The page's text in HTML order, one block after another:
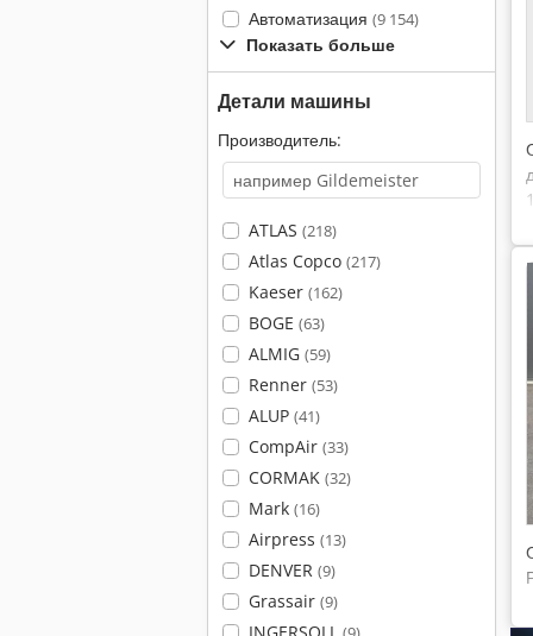
Автоматизация (9 154)
Показать больше
Детали машины
Производитель:
ATLAS (218)
Atlas Copco (217)
Kaeser (162)
BOGE (63)
ALMIG (59)
Renner (53)
ALUP (41)
CompAir (33)
CORMAK (32)
Mark (16)
Airpress (13)
DENVER (9)
Grassair (9)